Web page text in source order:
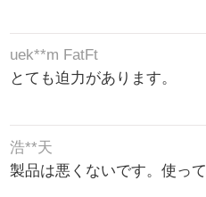
uek**m FatFt
とても迫力があります。
浩**天
製品は悪くないです。使っ